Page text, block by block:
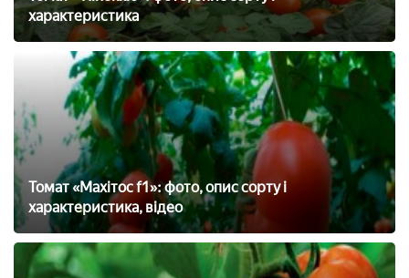
характеристика
Томат «Махітос f1»: фото, опис сорту і
характеристика, відео